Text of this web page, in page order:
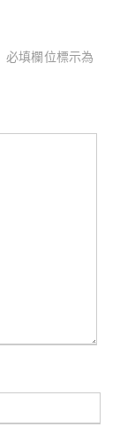
必填欄位標示為